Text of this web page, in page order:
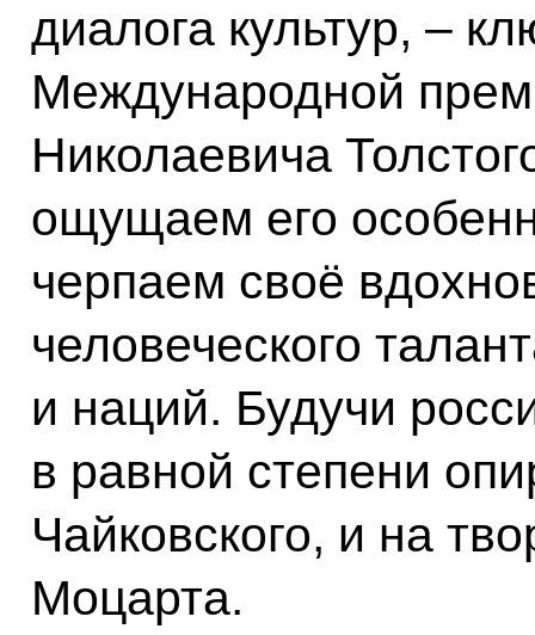
диалога культур, –
Международной
Николаевича
ощущаем его
черпаем своё
человеческого
и наций. Будучи
в равной степени
Чайковского, и на
Моцарта.